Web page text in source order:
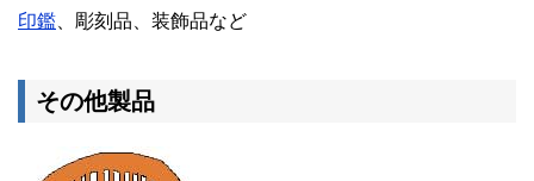
印鑑 、彫刻品、装飾品など
その他製品